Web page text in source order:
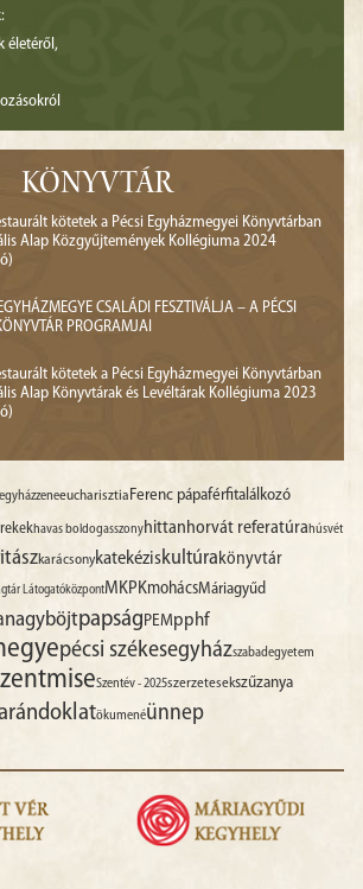
életéről,
KÖNYVTÁR
kötetek a Pécsi Egyházmegyei Könyvtárban
Alap Közgyűjtemények Kollégiuma 2024
CSALÁDI FESZTIVÁLJA – A PÉCSI
PROGRAMJAI
kötetek a Pécsi Egyházmegyei Könyvtárban
Alap Könyvtárak és Levéltárak Kollégiuma 2023
egyházzeneeucharisztiaFerenc pápaférfitalálkozó
havas boldogasszonyhittanhorvát referatúrahúsvét
karácsonykatekéziskultúrakönyvtár
LátogatóközpontMKPKmohácsMáriagyűd
nagyböjtpapságPEMpphf
pécsi székesegyházszabadegyetem
Szentév - 2025szerzetesekszűzanya
ökumenéünnep